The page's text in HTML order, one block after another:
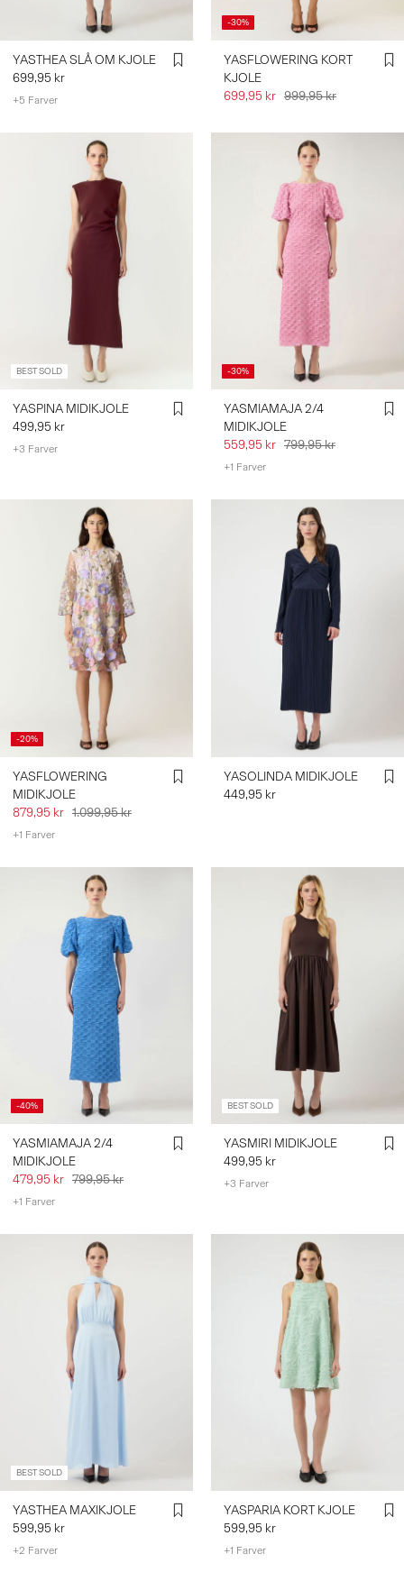
YASTHEA SLÅ OM KJOLE
699,95 kr
+5 Farver
-30%
YASFLOWERING KORT
KJOLE
699,95 kr 999,95 kr
BEST SOLD
YASPINA MIDIKJOLE
499,95 kr
+3 Farver
-30%
YASMIAMAJA 2/4
MIDIKJOLE
559,95 kr 799,95 kr
+1 Farver
-20%
YASFLOWERING
MIDIKJOLE
879,95 kr 1.099,95 kr
+1 Farver
YASOLINDA MIDIKJOLE
449,95 kr
-40%
YASMIAMAJA 2/4
MIDIKJOLE
479,95 kr 799,95 kr
+1 Farver
BEST SOLD
YASMIRI MIDIKJOLE
499,95 kr
+3 Farver
BEST SOLD
YASTHEA MAXIKJOLE
599,95 kr
+2 Farver
YASPARIA KORT KJOLE
599,95 kr
+1 Farver